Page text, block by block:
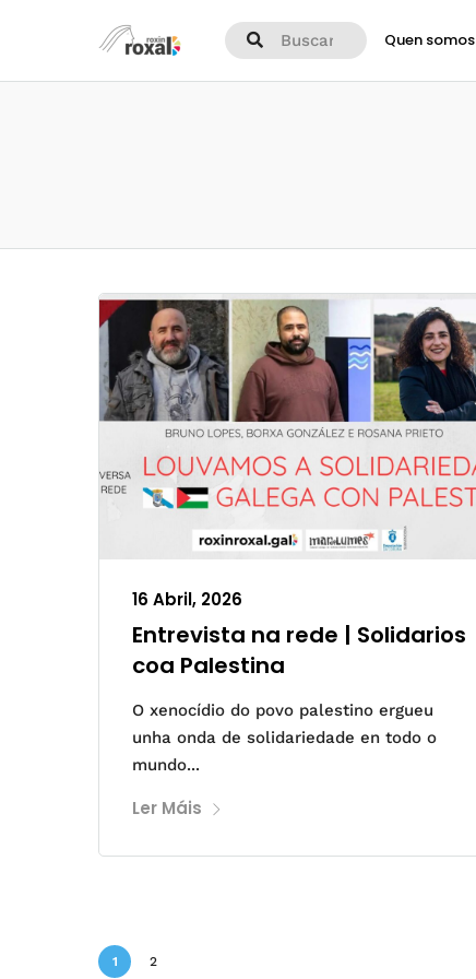
Quen somos
16 Abril, 2026
Entrevista na rede | Solidarios
coa Palestina
O xenocídio do povo palestino ergueu
unha onda de solidariedade en todo o
mundo...
Ler Máis
1 2